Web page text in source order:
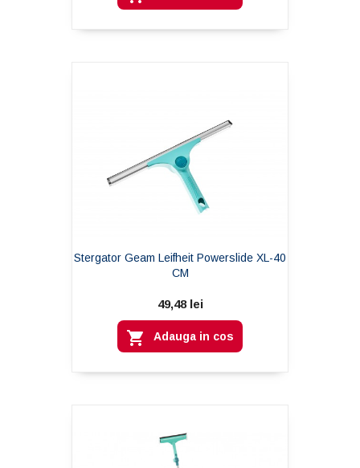
Stergator Geam Leifheit Powerslide XL-40
CM
49,48 lei
 Adauga in cos